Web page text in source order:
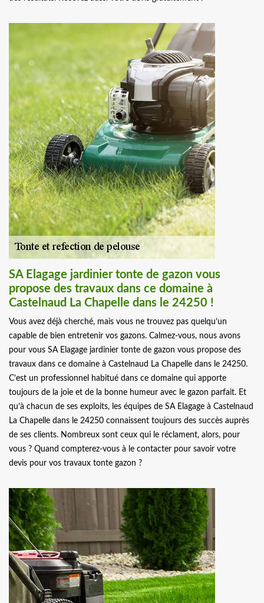
SA Elagage jardinier tonte de gazon vous
propose des travaux dans ce domaine à
Castelnaud La Chapelle dans le 24250 !
Vous avez déjà cherché, mais vous ne trouvez pas quelqu’un
capable de bien entretenir vos gazons. Calmez-vous, nous avons
pour vous SA Elagage jardinier tonte de gazon vous propose des
travaux dans ce domaine à Castelnaud La Chapelle dans le 24250.
C’est un professionnel habitué dans ce domaine qui apporte
toujours de la joie et de la bonne humeur avec le gazon parfait. Et
qu’à chacun de ses exploits, les équipes de SA Elagage à Castelnaud
La Chapelle dans le 24250 connaissent toujours des succès auprès
de ses clients. Nombreux sont ceux qui le réclament, alors, pour
vous ? Quand compterez-vous à le contacter pour savoir votre
devis pour vos travaux tonte gazon ?